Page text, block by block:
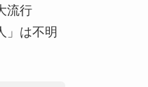
流行
」は不明